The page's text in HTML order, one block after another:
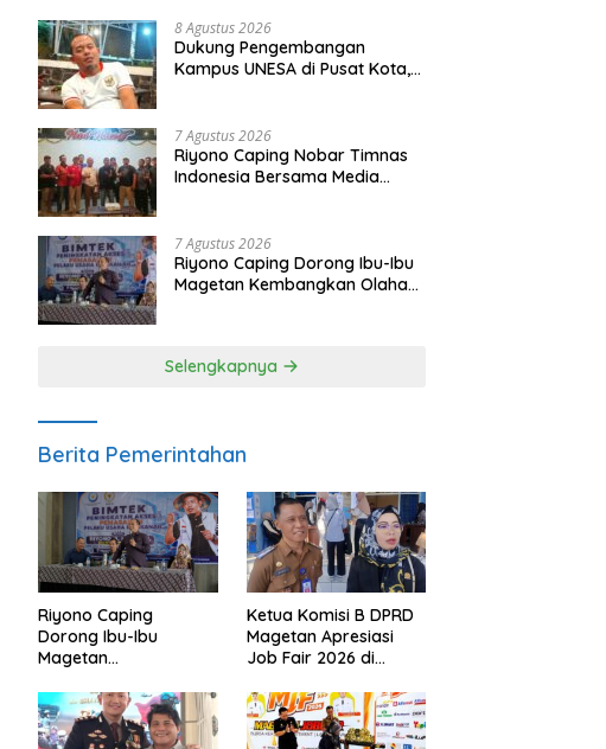
8 Agustus 2026
Dukung Pengembangan
Kampus UNESA di Pusat Kota,
Magetan
7 Agustus 2026
Riyono Caping Nobar Timnas
Indonesia Bersama Media
7 Agustus 2026
Riyono Caping Dorong Ibu-Ibu
Magetan Kembangkan Olahan
Selengkapnya
Berita Pemerintahan
Riyono Caping
Dorong Ibu-Ibu
Magetan
Ikan, Perkuat Budaya
Gemar Makan Ikan
Ketua Komisi B DPRD
Magetan Apresiasi
Job Fair 2026 di
Anggaran